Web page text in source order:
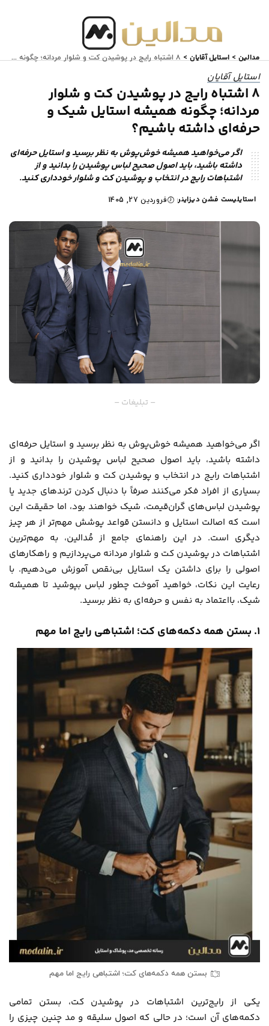
مدالین > استایل آقایان > ۸ اشتباه رایج در پوشیدن کت و شلوار مردانه؛ چگونه همیشه استایل شیک و حرفه‌ای داشته باشیم؟
استایل آقایان
۸ اشتباه رایج در پوشیدن کت و شلوار
مردانه؛ چگونه همیشه استایل شیک و
حرفه‌ای داشته باشیم؟
اگر می‌خواهید همیشه خوش‌پوش به‌ نظر برسید و استایل حرفه‌ای
داشته باشید، باید اصول صحیح لباس پوشیدن را بدانید و از
اشتباهات رایج در انتخاب و پوشیدن کت و شلوار خودداری کنید.
استایلیست فشن دیزاینر فروردین 27, 1405
– تبلیغات –
اگر می‌خواهید همیشه خوش‌پوش به‌ نظر برسید و استایل حرفه‌ای
داشته باشید، باید اصول صحیح لباس پوشیدن را بدانید و از
اشتباهات رایج در انتخاب و پوشیدن کت و شلوار خودداری کنید.
بسیاری از افراد فکر می‌کنند صرفاً با دنبال کردن ترندهای جدید یا
پوشیدن لباس‌های گران‌قیمت، شیک خواهند بود، اما حقیقت این
است که اصالت استایل و دانستن قواعد پوشش مهم‌تر از هر چیز
دیگری است. در این راهنمای جامع از مُدالین، به مهم‌ترین
اشتباهات در پوشیدن کت و شلوار مردانه می‌پردازیم و راهکارهای
اصولی را برای داشتن یک استایل بی‌نقص آموزش می‌دهیم. با
رعایت این نکات، خواهید آموخت چطور لباس بپوشید تا همیشه
شیک، بااعتماد به نفس و حرفه‌ای به نظر برسید.
۱. بستن همه دکمه‌های کت؛ اشتباهی رایج اما مهم
بستن همه دکمه‌های کت؛ اشتباهی رایج اما مهم
یکی از رایج‌ترین اشتباهات در پوشیدن کت، بستن تمامی
دکمه‌های آن است؛ در حالی که اصول سلیقه و مد چنین چیزی را